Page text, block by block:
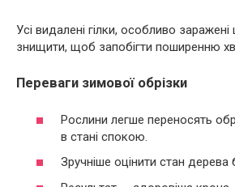
Усі видалені гілки, особливо
знищити, щоб запобігти поширенню
Переваги зимової обрізки
Рослини легше переносять
в стані спокою.
Зручніше оцінити стан дерева